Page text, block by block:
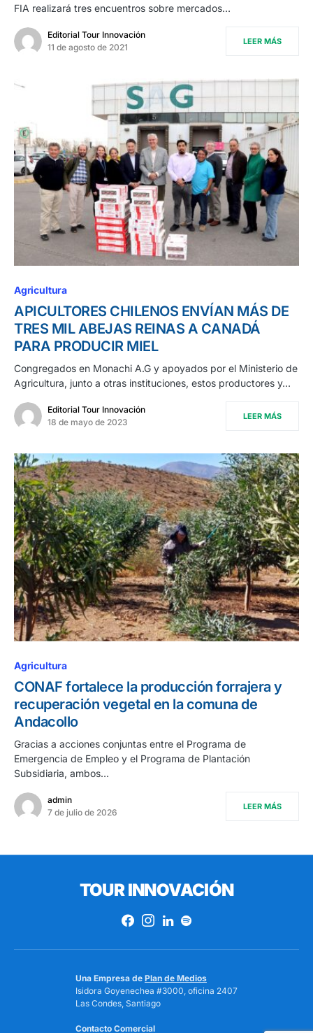
FIA realizará tres encuentros sobre mercados…
Editorial Tour Innovación
11 de agosto de 2021
LEER MÁS
Agricultura
APICULTORES CHILENOS ENVÍAN MÁS DE
TRES MIL ABEJAS REINAS A CANADÁ
PARA PRODUCIR MIEL
Congregados en Monachi A.G y apoyados por el Ministerio de
Agricultura, junto a otras instituciones, estos productores y…
Editorial Tour Innovación
18 de mayo de 2023
LEER MÁS
Agricultura
CONAF fortalece la producción forrajera y
recuperación vegetal en la comuna de
Andacollo
Gracias a acciones conjuntas entre el Programa de
Emergencia de Empleo y el Programa de Plantación
Subsidiaria, ambos…
admin
7 de julio de 2026
LEER MÁS
TOUR INNOVACIÓN
Una Empresa de Plan de Medios
Isidora Goyenechea #3000, oficina 2407
Las Condes, Santiago
Contacto Comercial